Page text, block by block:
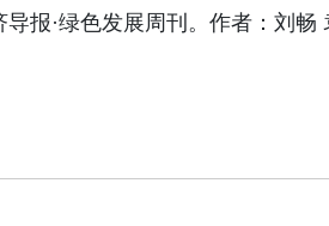
导报·绿色发展周刊。作者：刘畅